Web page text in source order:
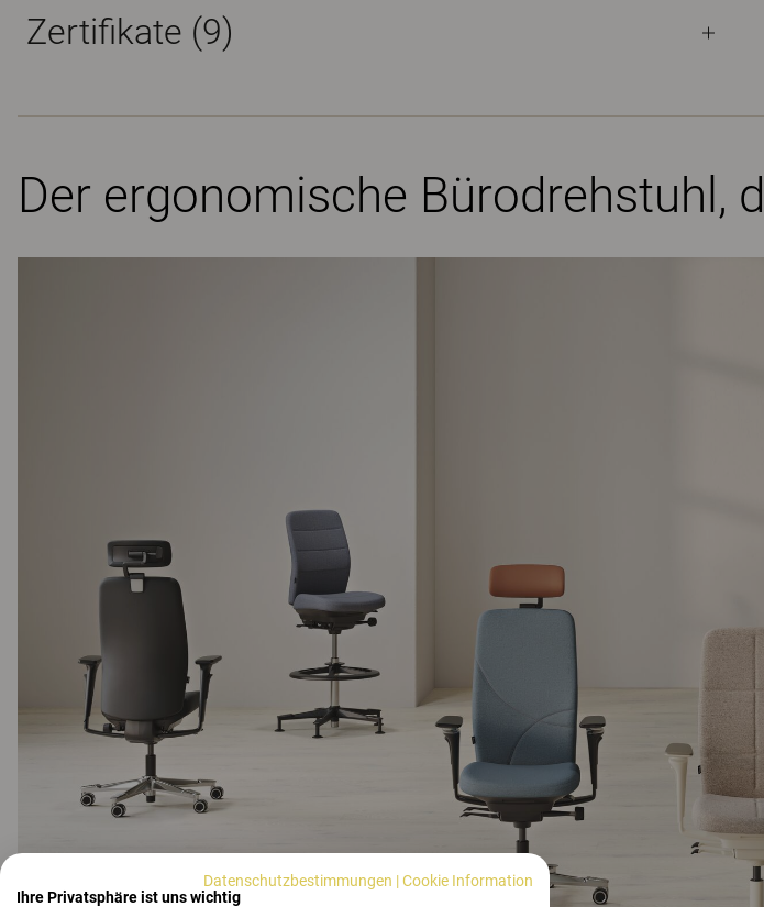
Zertifikate (9)
Der ergonomische Bürodrehstuhl,
Datenschutzbestimmungen |Cookie Information
Ihre Privatsphäre ist uns wichtig